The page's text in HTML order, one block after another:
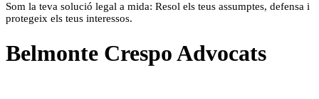
Som la teva solució legal a mida: Resol els teus assumptes, defensa i
protegeix els teus interessos.
Belmonte Crespo Advocats